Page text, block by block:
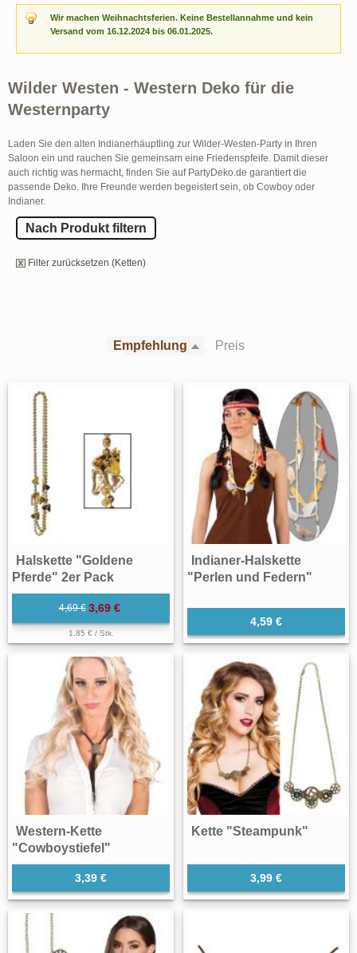
Wir machen Weihnachtsferien. Keine Bestellannahme und kein
Versand vom 16.12.2024 bis 06.01.2025.
Wilder Westen - Western Deko für die
Westernparty
Laden Sie den alten Indianerhäuptling zur Wilder-Westen-Party in Ihren
Saloon ein und rauchen Sie gemeinsam eine Friedenspfeife. Damit dieser
auch richtig was hermacht, finden Sie auf PartyDeko.de garantiert die
passende Deko. Ihre Freunde werden begeistert sein, ob Cowboy oder
Indianer.
Nach Produkt filtern
Filter zurücksetzen (Ketten)
Empfehlung Preis
Halskette "Goldene
Pferde" 2er Pack
4,69 € 3,69 €
1,85 € / Stk.
Indianer-Halskette
"Perlen und Federn"
4,59 €
Western-Kette
"Cowboystiefel"
3,39 €
Kette "Steampunk"
3,99 €